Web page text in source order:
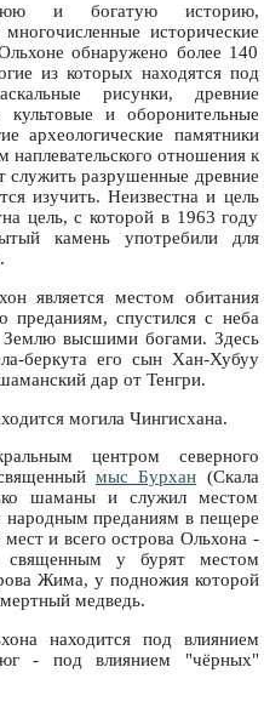
и богатую историю,
исторические
обнаружено более 140
из которых находятся под
рисунки, древние
культовые и оборонительные
археологические памятники
отношения к
служить разрушенные древние
изучить. Неизвестна и цель
цель, с которой в 1963 году
камень употребили для
является местом обитания
преданиям, спустился с неба
высшими богами. Здесь
беркута его сын Хан-Хубуу
дар от Тенгри.
могила Чингисхана.
центром северного
мыс Бурхан (Скала
шаманы и служил местом
преданиям в пещере
и всего острова Ольхона -
у бурят местом
Жима, у подножия которой
медведь.
находится под влиянием
- под влиянием "чёрных"